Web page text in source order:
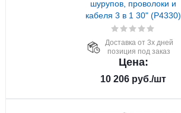
шурупов, проволоки и
кабеля 3 в 1 30" (P4330)
Доставка от 3х дней
позиция под заказ
Цена:
10 206 руб./шт